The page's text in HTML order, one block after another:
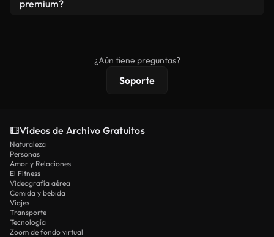
premium?
protecciones de licencia extendidas.
¿Aún tiene preguntas?
Soporte
Vídeos de Archivo Gratuitos
Naturaleza
Personas
Amor y Relaciones
El Fitness
Videografía aérea
Comida y bebida
Viajes
Transporte
Tecnología
Zoom de fondo virtual